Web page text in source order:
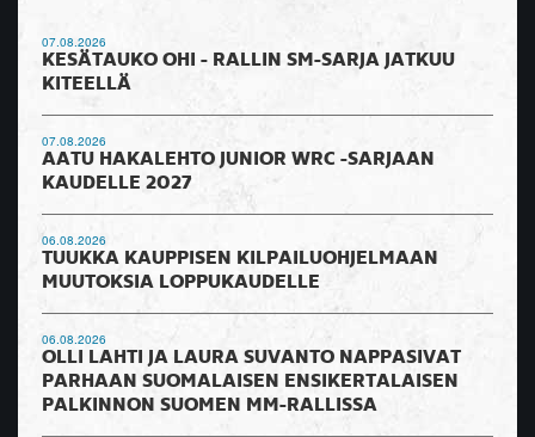
07.08.2026
KESÄTAUKO OHI - RALLIN SM-SARJA JATKUU
KITEELLÄ
07.08.2026
AATU HAKALEHTO JUNIOR WRC -SARJAAN
KAUDELLE 2027
06.08.2026
TUUKKA KAUPPISEN KILPAILUOHJELMAAN
MUUTOKSIA LOPPUKAUDELLE
06.08.2026
OLLI LAHTI JA LAURA SUVANTO NAPPASIVAT
PARHAAN SUOMALAISEN ENSIKERTALAISEN
PALKINNON SUOMEN MM-RALLISSA